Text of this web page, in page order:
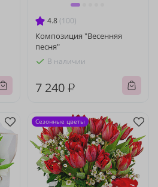
4.8 (100)
Композиция "Весенняя
песня"
В наличии
7 240 ₽
Сезонные цветы